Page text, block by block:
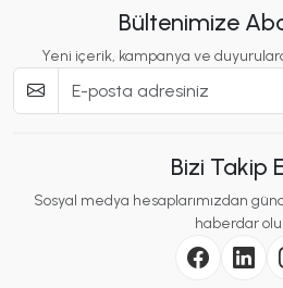
Bültenimize
Yeni içerik, kampanya ve
Bizi Takip
Sosyal medya hesaplarımızdan
haberdar